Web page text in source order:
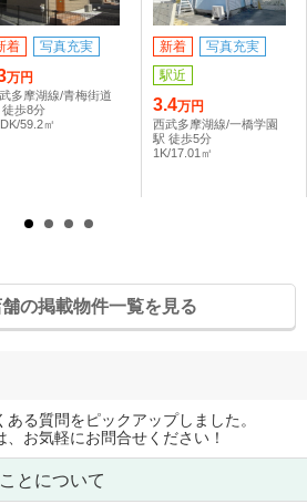
着 写真充実
万円
多摩湖線/青梅街道
徒歩8分
59.2㎡
新着
写真充実
駅近
3.4万円
西武多摩湖線/一橋学園
駅 徒歩5分
1K/17.01㎡
の掲載物件一覧を見る
る質問をピックアップしました。
お気軽にお問合せください！
とについて